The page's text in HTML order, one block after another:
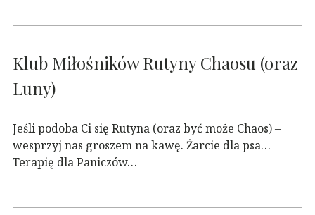
Klub Miłośników Rutyny Chaosu (oraz
Luny)
Jeśli podoba Ci się Rutyna (oraz być może Chaos) –
wesprzyj nas groszem na kawę. Żarcie dla psa…
Terapię dla Paniczów…